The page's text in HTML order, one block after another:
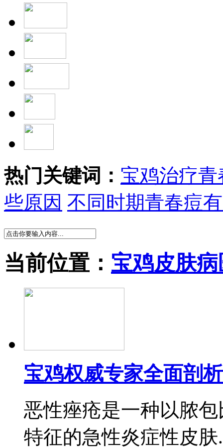
热门关键词： 宝鸡治疗
些原因 不同时期青春痘
当前位置： 宝鸡皮肤
宝鸡权威专家全面剖
恶性痤疮是一种以脓
特征的急性炎症性皮肤